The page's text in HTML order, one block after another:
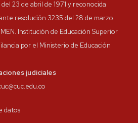
23 de abril de 1971 y reconocida
resolución 3235 del 28 de marzo
Institución de Educación Superior
por el Ministerio de Educación
judiciales
datos